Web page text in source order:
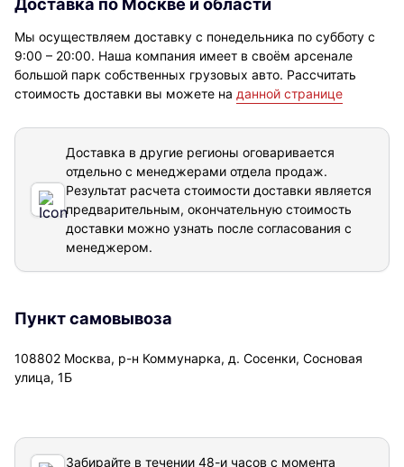
Мы осуществляем доставку с понедельника по субботу с
9:00 – 20:00. Наша компания имеет в своём арсенале
большой парк собственных грузовых авто. Рассчитать
стоимость доставки вы можете на данной странице
Доставка в другие регионы оговаривается
отдельно с менеджерами отдела продаж.
Результат расчета стоимости доставки является
предварительным, окончательную стоимость
доставки можно узнать после согласования с
менеджером.
Пункт самовывоза
108802 Москва, р-н Коммунарка, д. Сосенки, Сосновая
улица, 1Б
Забирайте в течении 48-и часов с момента